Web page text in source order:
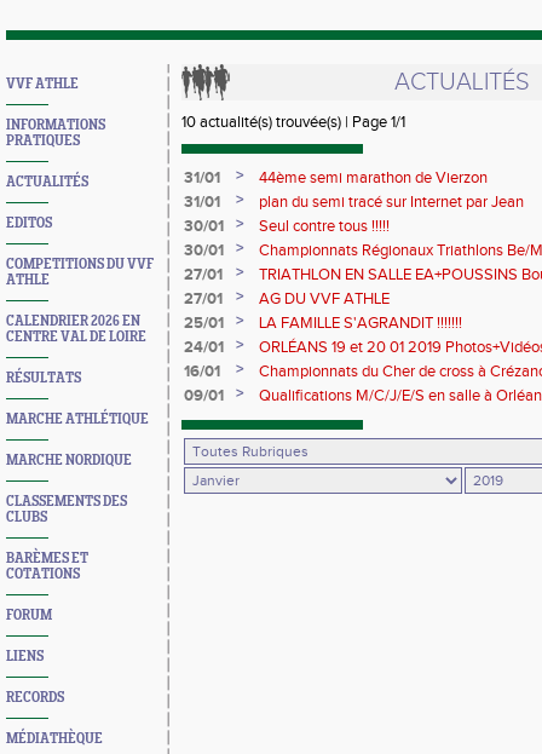
VVF ATHLE
INFORMATIONS
PRATIQUES
ACTUALITÉS
EDITOS
COMPETITIONS DU VVF
ATHLE
CALENDRIER 2026 EN
CENTRE VAL DE LOIRE
RÉSULTATS
MARCHE ATHLÉTIQUE
MARCHE NORDIQUE
CLASSEMENTS DES
CLUBS
BARÈMES ET
COTATIONS
FORUM
LIENS
RECORDS
MÉDIATHÈQUE
ACTUALITÉS
10 actualité(s) trouvée(s) | Page 1/1
31/01 >
44ème semi marathon de Vierzon
31/01
>
plan du semi tracé sur Internet par Jean
30/01
>
Seul contre tous !!!!!
30/01
>
Championnats Régionaux Triathlons Be/
27/01
>
TRIATHLON EN SALLE EA+POUSSINS
2018+PHOTOS
27/01 >
AG DU VVF ATHLE
25/01
>
LA FAMILLE S'AGRANDIT !!!!!!!
24/01
>
ORLÉANS 19 et 20 01 2019
16/01
>
Championnats du Cher de cross à
2019+photos
09/01 >
Qualifications M/C/J/E/S en salle à